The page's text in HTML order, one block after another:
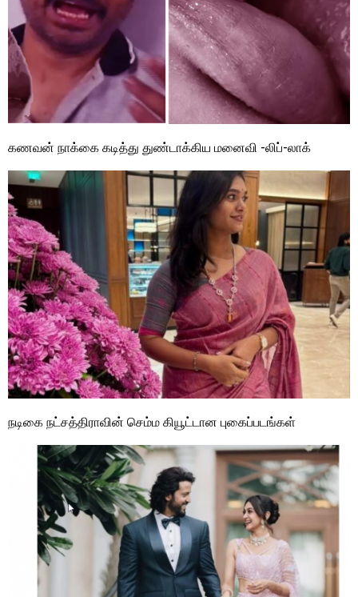
கணவன் நாக்கை கடித்து துண்டாக்கிய மனைவி -லிப்-லாக்
நடிகை நட்சத்திராவின் செம்ம கியூட்டான புகைப்படங்கள்